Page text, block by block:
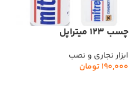
چسب 123 میتراپل
ابزار نجاری و نصب
190,000تومان